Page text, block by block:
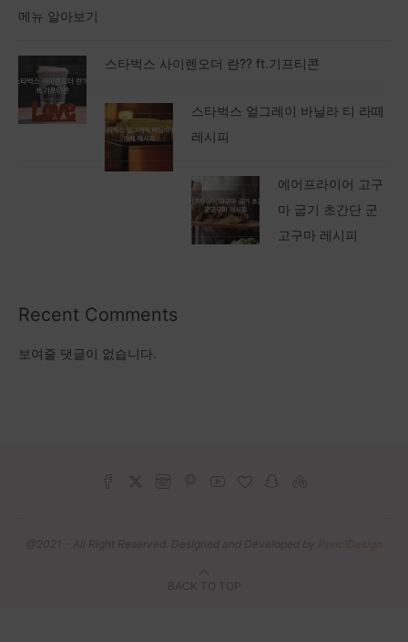
메뉴 알아보기
스타벅스 사이렌오더 란?? ft.기프티콘
스타벅스 얼그레이 바닐라 티 라떼
레시피
에어프라이어 고구
마 굽기 초간단 군
고구마 레시피
Recent Comments
보여줄 댓글이 없습니다.
@2021 - All Right Reserved. Designed and Developed by
BACK TO TOP